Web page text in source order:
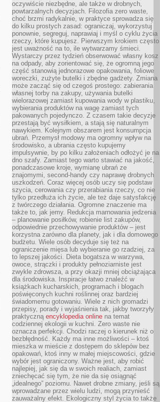
oczywiście niezbędne, ale także w drobnych,
powtarzalnych decyzjach. Filozofia zero waste,
choć brzmi radykalnie, w praktyce sprowadza się
do kilku prostych zasad: ograniczaj, wykorzystuj
ponownie, segreguj, naprawiaj i myśl o cyklu życia
rzeczy, które kupujesz. Pierwszym krokiem często
jest uważność na to, ile wytwarzamy śmieci.
Wystarczy przez tydzień obserwować własny kosz
na odpady, aby zorientować się, że ogromną jego
część stanowią jednorazowe opakowania, foliowe
woreczki, zużyte butelki i zbędne gadżety. Zmiana
może zacząć się od czegoś prostego: zabierania
własnej torby na zakupy, używania butelki
wielorazowej zamiast kupowania wody w plastiku,
wybierania produktów na wagę zamiast tych
pakowanych pojedynczo. Z czasem takie decyzje
przestają być wysiłkiem, a stają się naturalnym
nawykiem. Kolejnym obszarem jest konsumpcja
ubrań. Przemysł modowy ma ogromny wpływ na
środowisko, a ubrania często kupujemy
impulsywnie, by po kilku założeniach odłożyć je na
dno szafy. Zamiast tego warto stawiać na jakość,
ponadczasowe kroje, wymianę ubrań ze
znajomymi, second-handy czy naprawę drobnych
uszkodzeń. Coraz więcej osób uczy się podstaw
szycia, cerowania czy przerabiania rzeczy, co nie
tylko przedłuża ich życie, ale też daje satysfakcję
z twórczego działania. Ogromne znaczenie ma
także to, jak jemy. Redukcja marnowania jedzenia
– planowanie posiłków, robienie list zakupów,
odpowiednie przechowywanie produktów – jest
korzystna zarówno dla planety, jak i dla domowego
budżetu. Wiele osób decyduje się też na
ograniczenie mięsa lub wybieranie go rzadziej, za
to lepszej jakości. Dieta bogatsza w warzywa,
owoce, strączki i produkty pełnoziarniste jest
zwykle zdrowsza, a przy okazji mniej obciążająca
dla środowiska. Inspiracje łatwo znaleźć w
książkach kucharskich, programach i blogach
poświęconych kuchni roślinnej oraz bardziej
świadomemu gotowaniu. Wiele z nich gromadzi
przepisy, porady i wyjaśnienia tak, jakby tworzyły
praktyczną encyklopedia online na temat
codziennej ekologii w kuchni. Zero waste nie
oznacza perfekcji. Chodzi raczej o kierunek niż o
bezbłędność. Każdy ma inne możliwości – ktoś
mieszka w mieście z dostępem do sklepów bez
opakowań, ktoś inny w małej miejscowości, gdzie
wybór jest ograniczony. Ważne jest, aby robić
najlepiej, jak się da w swoich realiach, zamiast
zniechęcać się tym, że nie da się osiągnąć
„idealnego” poziomu. Nawet drobne zmiany, jeśli są
wprowadzane przez wielu ludzi, mogą przynieść
zauważalny efekt. Ekologiczny styl życia to także